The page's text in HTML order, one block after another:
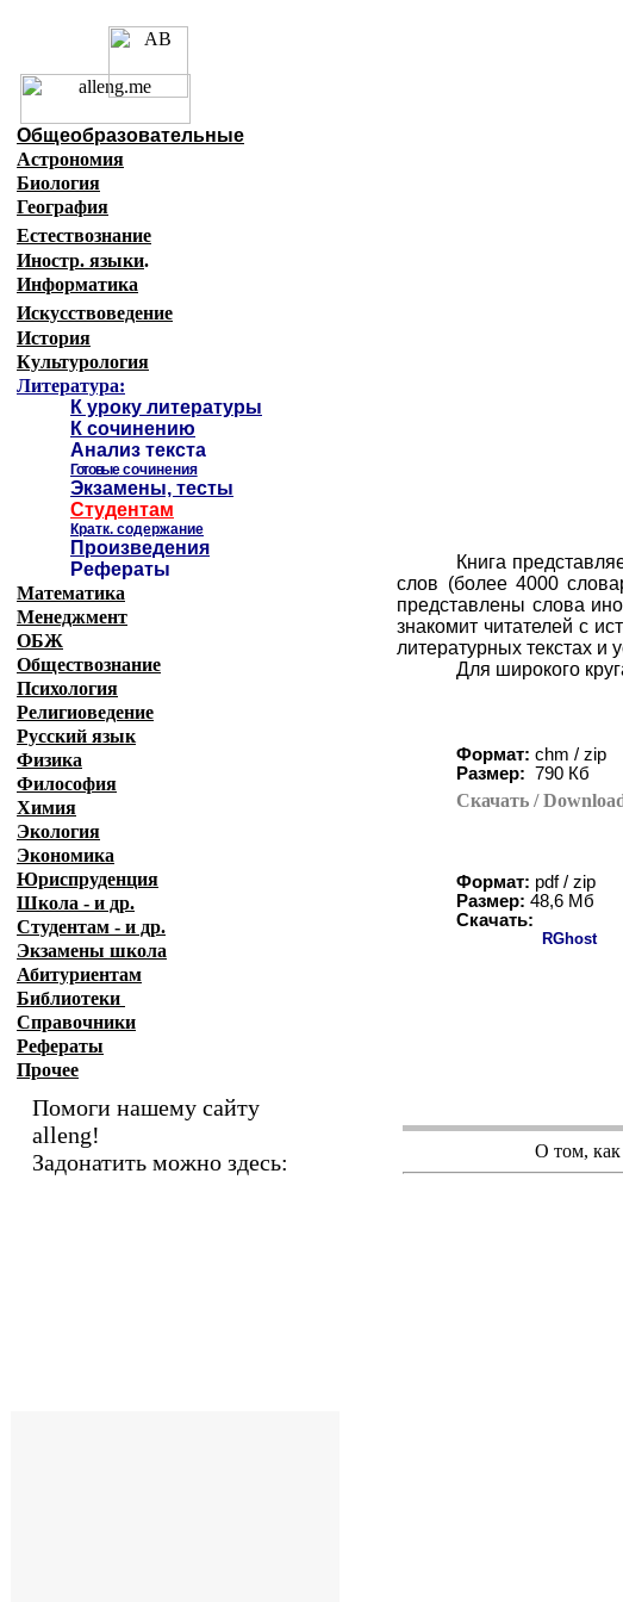
Книга
слов (более 4000
представлены слова
знакомит читателей с
литературных текстах и
Для широкого
Формат: chm / zip
Размер: 790 Кб
Скачать/
Формат: pdf / zip
Размер: 48,6 Мб
Скачать:
RGhost
О том,
Общеобразовательные
Астрономия
Биология
География
Естествознание
Иностр. языки.
Информатика
Искусствоведение
История
Культурология
Литература:
К уроку литературы
К сочинению
Анализ текста
Готовыесочинения
Экзамены, тесты
Студентам
Кратк. содержание
Произведения
Рефераты
Математика
Менеджмент
ОБЖ
Обществознание
Психология
Религиоведение
Русский язык
Физика
Философия
Химия
Экология
Экономика
Юриспруденция
Школа - и др.
Студентам - и др.
Экзамены школа
Абитуриентам
Библиотеки
Справочники
Рефераты
Прочее
Помоги нашему сайту
alleng!
Задонатить можно здесь: